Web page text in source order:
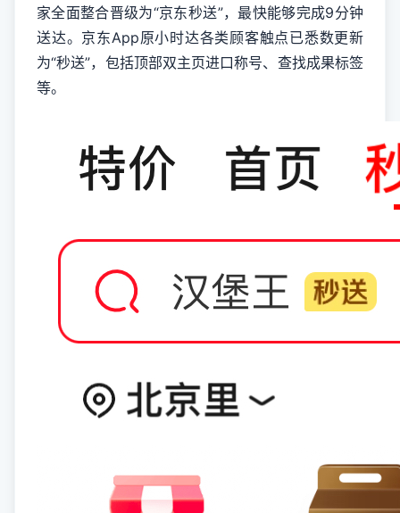
家全面整合晋级为“京东秒送”，最快能够完成9分钟
送达。京东App原小时达各类顾客触点已悉数更新
为“秒送”，包括顶部双主页进口称号、查找成果标签
等。